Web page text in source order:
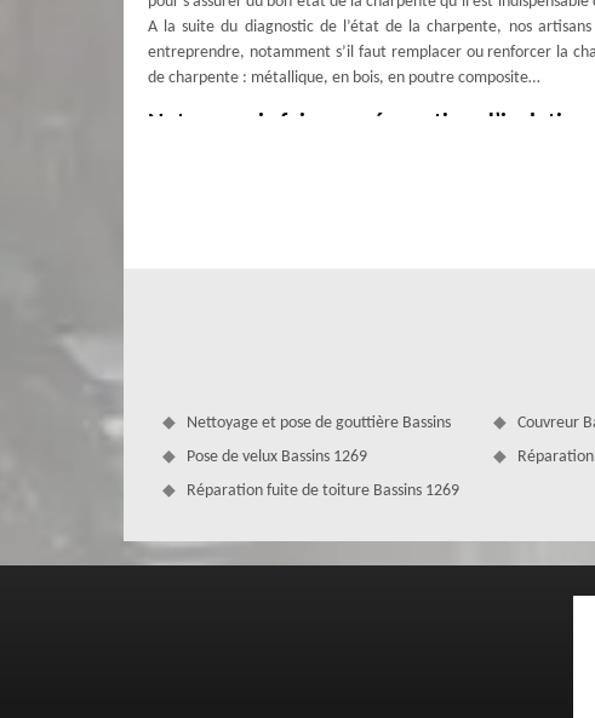
A la suite du diagnostic de l’état de la charpente, nos
entreprendre, notamment s’il faut remplacer ou renforcer la
de charpente : métallique, en bois, en poutre composite…
Notre savoir-faire en rénovation d’isolation
Entreprise rénovation de toiture à Bassins
Est-ce que vous projetez de faire rénover votre toiture ?
expérimenté puisqu’un spécialiste en couverture maîtrise à la
Nettoyage et pose de gouttière Bassins
Pose de velux Bassins 1269
Réparation fuite de toiture Bassins 1269
Couvreur